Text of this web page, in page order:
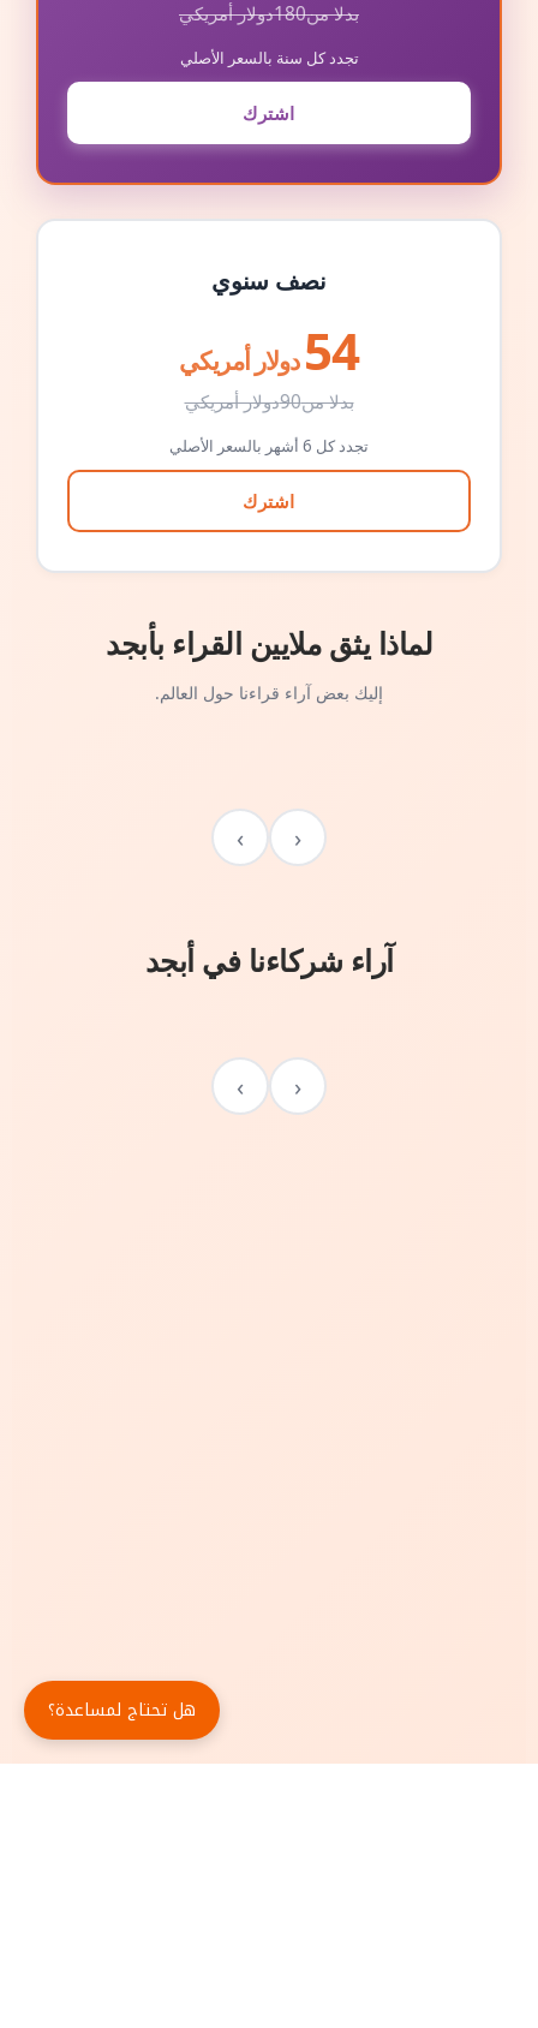
بدلا من180دولار أمريكي
تجدد كل سنة بالسعر الأصلي
اشترك
نصف سنوي
54 دولار أمريكي
بدلا من90دولار أمريكي
تجدد كل 6 أشهر بالسعر الأصلي
اشترك
لماذا يثق ملايين القراء بأبجد
إليك بعض آراء قراءنا حول العالم.
‹
›
آراء شركاءنا في أبجد
‹
›
هل تحتاج لمساعدة؟